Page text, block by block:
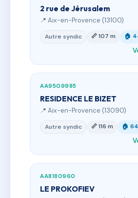
2 rue de Jérusalem
📍 Aix-en-Provence (13100)
Autre syndic 📏 107 m 🏠
AA9509985
RESIDENCE LE BIZET
📍 Aix-en-Provence (13090)
Autre syndic 📏 116 m 🏠
AA8180960
LE PROKOFIEV